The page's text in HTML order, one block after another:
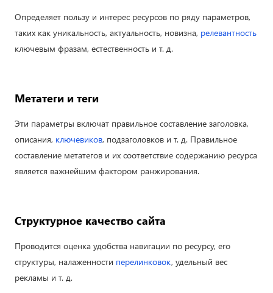
Определяет пользу и интерес ресурсов по ряду параметров,
таких как уникальность, актуальность, новизна, релевантность
ключевым фразам, естественность и т. д.
Метатеги и теги
Эти параметры включат правильное составление заголовка,
описания, ключевиков, подзаголовков и т. д. Правильное
составление метатегов и их соответствие содержанию ресурса
является важнейшим фактором ранжирования.
Структурное качество сайта
Проводится оценка удобства навигации по ресурсу, его
структуры, налаженности перелинковок, удельный вес
рекламы и т. д.